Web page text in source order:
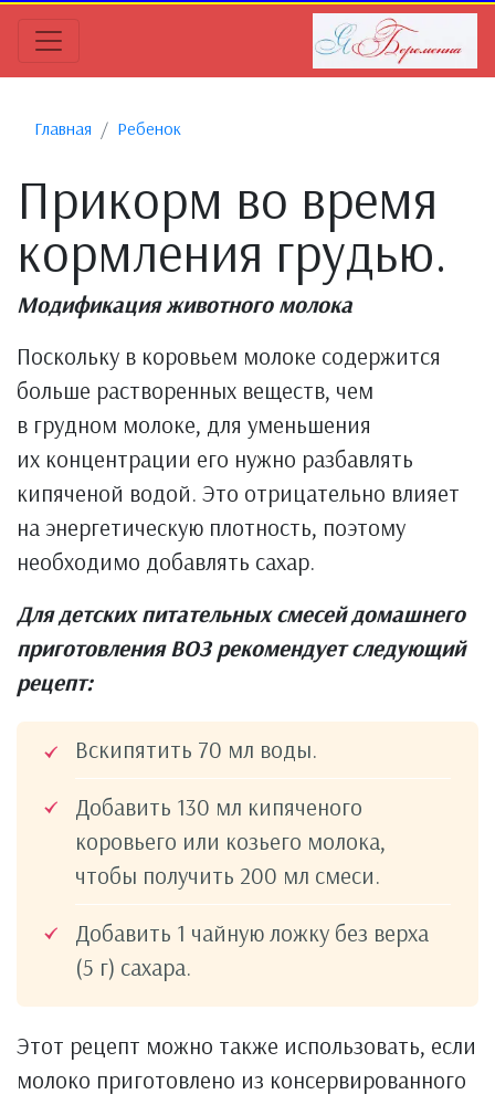
Главная Ребенок
Прикорм во время
кормления грудью.
Модификация животного молока
Поскольку в коровьем молоке содержится
больше растворенных веществ, чем
в грудном молоке, для уменьшения
их концентрации его нужно разбавлять
кипяченой водой. Это отрицательно влияет
на энергетическую плотность, поэтому
необходимо добавлять сахар.
Для детских питательных смесей домашнего
приготовления ВОЗ рекомендует следующий
рецепт:
Вскипятить 70 мл воды.
Добавить 130 мл кипяченого
коровьего или козьего молока,
чтобы получить 200 мл смеси.
Добавить 1 чайную ложку без верха
(5 г) сахара.
Этот рецепт можно также использовать, если
молоко приготовлено из консервированного